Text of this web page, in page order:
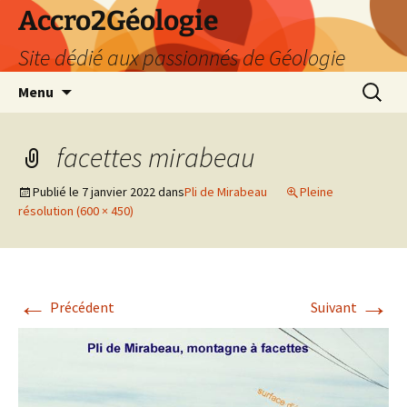
Accro2Géologie
Site dédié aux passionnés de Géologie
Menu
facettes mirabeau
Publié le 7 janvier 2022dansPli de Mirabeau
Pleine
résolution (600 × 450)
← Précédent Suivant →